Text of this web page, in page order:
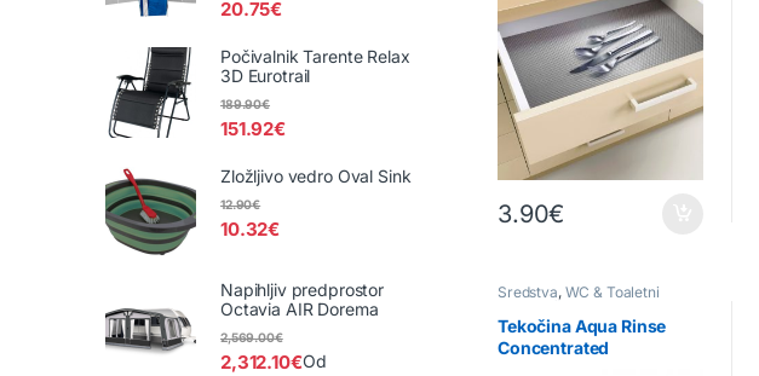
3.90€
Sredstva, WC & Toaletni
Tekočina Aqua Rinse
Concentrated
20.75€
Počivalnik Tarente Relax
3D Eurotrail
151.92€
189.90€
Zložljivo vedro Oval Sink
10.32€
12.90€
Napihljiv predprostor
Octavia AIR Dorema
Od
2,569.00€
2,312.10€